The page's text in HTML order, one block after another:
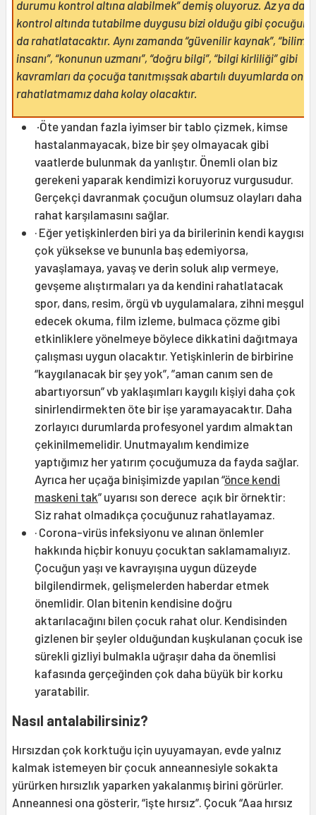
durumu kontrol altına alabilmek” demiş oluyoruz. Az ya da
kontrol altında tutabilme duygusu bizi olduğu gibi
da rahatlatacaktır. Aynı zamanda “güvenilir kaynak”, “bilim
insanı”, “konunun uzmanı”, “doğru bilgi”, “bilgi kirliliği” gibi
kavramları da çocuğa tanıtmışsak abartılı duyumlarda onu
rahatlatmamız daha kolay olacaktır.
·Öte yandan fazla iyimser bir tablo çizmek, kimse
hastalanmayacak, bize bir şey olmayacak gibi
vaatlerde bulunmak da yanlıştır. Önemli olan biz
gerekeni yaparak kendimizi koruyoruz vurgusudur.
Gerçekçi davranmak çocuğun olumsuz olayları daha
rahat karşılamasını sağlar.
· Eğer yetişkinlerden biri ya da birilerinin kendi kaygısı
çok yüksekse ve bununla baş edemiyorsa,
yavaşlamaya, yavaş ve derin soluk alıp vermeye,
gevşeme alıştırmaları ya da kendini rahatlatacak
spor, dans, resim, örgü vb uygulamalara, zihni meşgul
edecek okuma, film izleme, bulmaca çözme gibi
etkinliklere yönelmeye böylece dikkatini dağıtmaya
çalışması uygun olacaktır. Yetişkinlerin de birbirine
“kaygılanacak bir şey yok”, ”aman canım sen de
abartıyorsun” vb yaklaşımları kaygılı kişiyi daha çok
sinirlendirmekten öte bir işe yaramayacaktır. Daha
zorlayıcı durumlarda profesyonel yardım almaktan
çekinilmemelidir. Unutmayalım kendimize
yaptığımız her yatırım çocuğumuza da fayda sağlar.
Ayrıca her uçağa binişimizde yapılan “önce kendi
maskeni tak” uyarısı son derece açık bir örnektir:
Siz rahat olmadıkça çocuğunuz rahatlayamaz.
· Corona-virüs infeksiyonu ve alınan önlemler
hakkında hiçbir konuyu çocuktan saklamamalıyız.
Çocuğun yaşı ve kavrayışına uygun düzeyde
bilgilendirmek, gelişmelerden haberdar etmek
önemlidir. Olan bitenin kendisine doğru
aktarılacağını bilen çocuk rahat olur. Kendisinden
gizlenen bir şeyler olduğundan kuşkulanan çocuk ise
sürekli gizliyi bulmakla uğraşır daha da önemlisi
kafasında gerçeğinden çok daha büyük bir korku
yaratabilir.
Nasıl antalabilirsiniz?
Hırsızdan çok korktuğu için uyuyamayan, evde yalnız
kalmak istemeyen bir çocuk anneannesiyle sokakta
yürürken hırsızlık yaparken yakalanmış birini görürler.
Anneannesi ona gösterir, “işte hırsız”. Çocuk “Aaa hırsız